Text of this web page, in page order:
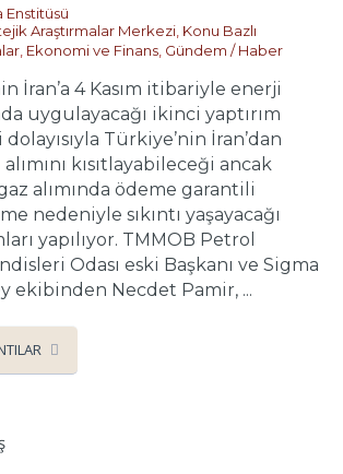
Enstitüsü
Araştırmalar Merkezi Konu Bazlı
Ekonomi ve Finans Gündem / Haber
İran’a 4 Kasım itibariyle enerji
uygulayacağı ikinci yaptırım
Türkiye’nin İran’dan
kısıtlayabileceği ancak
alımında ödeme garantili
nedeniyle sıkıntı yaşayacağı
yapılıyor. TMMOB Petrol
Odası eski Başkanı ve Sigma
ekibinden Necdet Pamir, ...